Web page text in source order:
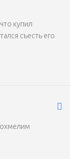
купил
съесть его